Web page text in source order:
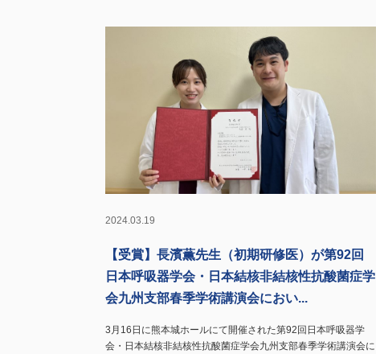
2024.03.19
【受賞】長濱薫先生（初期研修医）が第92回
日本呼吸器学会・日本結核非結核性抗酸菌症学
会九州支部春季学術講演会におい...
3月16日に熊本城ホールにて開催された第92回日本呼吸器学
会・日本結核非結核性抗酸菌症学会九州支部春季学術講演会に